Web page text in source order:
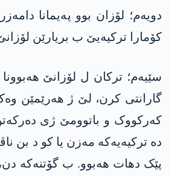
دویەم؛ لۆزان بوو پەیمانا
کۆمارا ترکیەیێ ب بریارێن
سێیەم؛ ترکان ل لۆزانێ ھەبوونا
گارانتی کرن، لێ ژ ھەرێمێن
کەرکووک و باتوومێ ژی
دە ترکیەیەکە مەزن یا کو د بن
پێک دھات ھەبوو. ب گۆتنەکە دن،